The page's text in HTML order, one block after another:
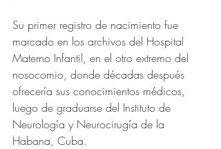
Su primer registro de nacimiento fue
marcado en los archivos del Hospital
Materno Infantil, en el otro extremo del
nosocomio, donde décadas después
ofrecería sus conocimientos médicos,
luego de graduarse del Instituto de
Neurología y Neurocirugía de la
Habana, Cuba.